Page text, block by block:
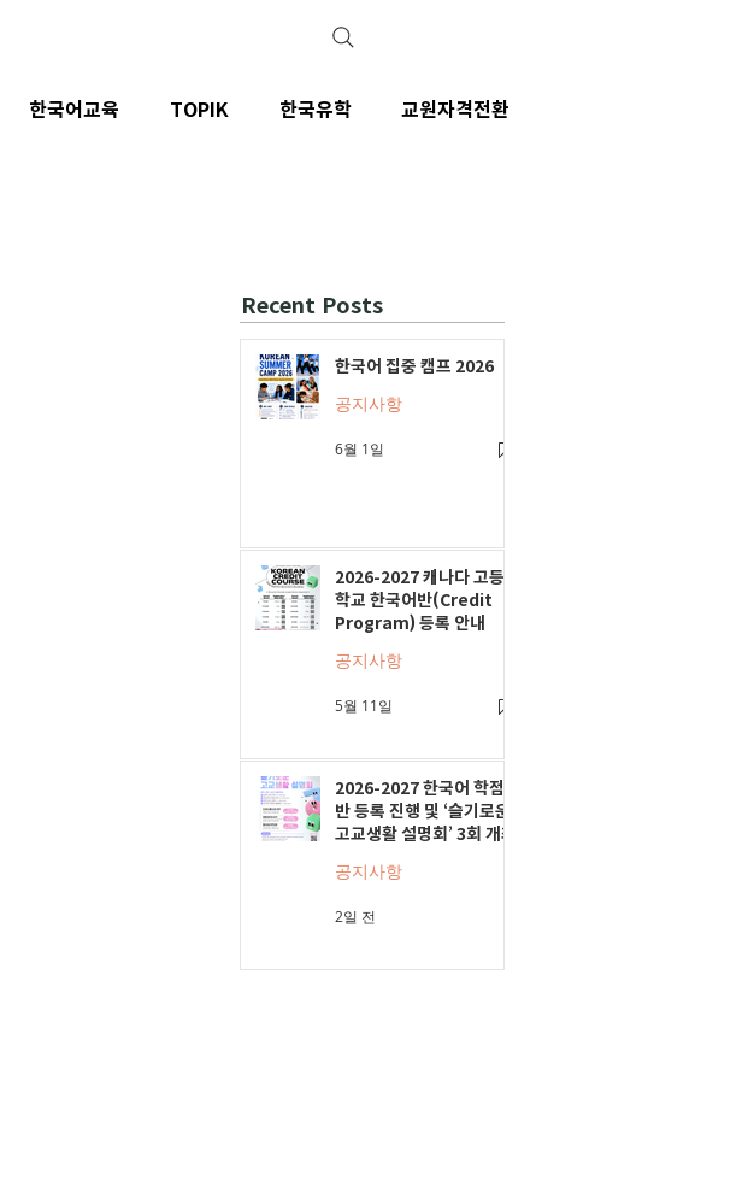
Recent Posts
한국어 집중 캠프 2026
공지사항
6월 1일
2026-2027 캐나다 고등
학교 한국어반(Credit
Program) 등록 안내
공지사항
5월 11일
2026-2027 한국어 학점
반 등록 진행 및 ‘슬기로운
고교생활 설명회’ 3회 개최
공지사항
2일 전
한국어교육 TOPIK 한국유학 교원자격전환